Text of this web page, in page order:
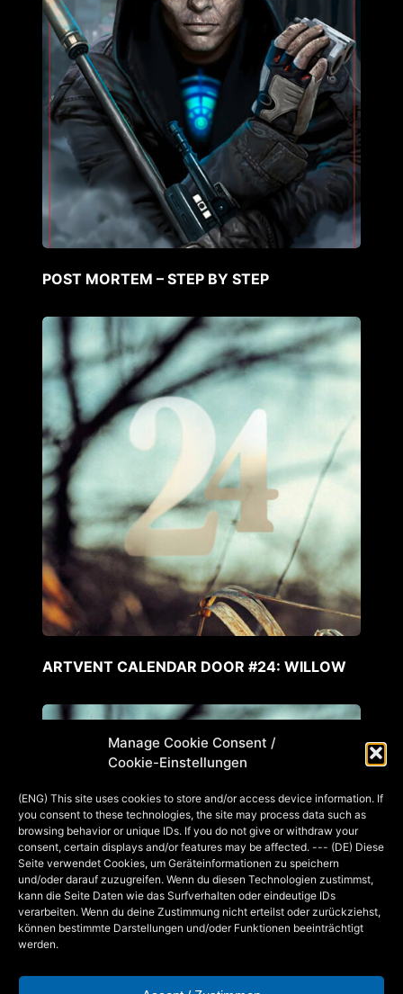
Manage Cookie Consent /
Cookie-Einstellungen
(ENG) This site uses cookies to store and/or access device information. If
you consent to these technologies, the site may process data such as
browsing behavior or unique IDs. If you do not give or withdraw your
consent, certain displays and/or features may be affected. --- (DE) Diese
Seite verwendet Cookies, um Geräteinformationen zu speichern
und/oder darauf zuzugreifen. Wenn du diesen Technologien zustimmst,
kann die Seite Daten wie das Surfverhalten oder eindeutige IDs
verarbeiten. Wenn du deine Zustimmung nicht erteilst oder zurückziehst,
können bestimmte Darstellungen und/oder Funktionen beeinträchtigt
werden.
POST MORTEM – STEP BY STEP
ARTVENT CALENDAR DOOR #24: WILLOW